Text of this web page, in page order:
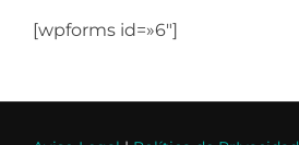
[wpforms id=»6″]